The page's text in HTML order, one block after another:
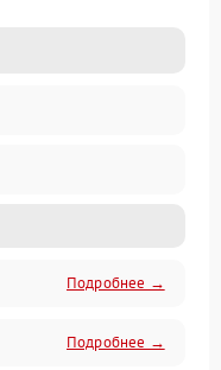
Подробнее →
Подробнее →